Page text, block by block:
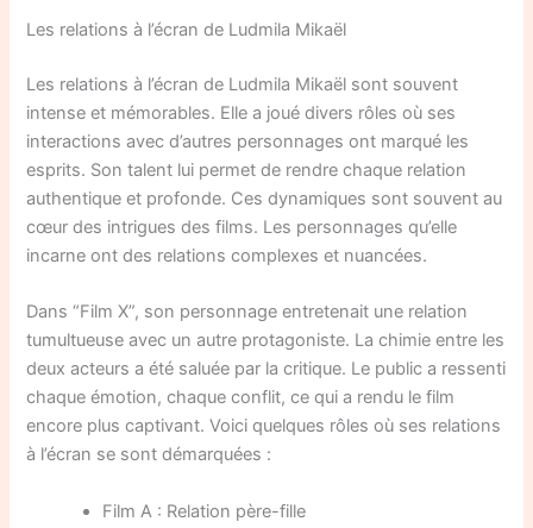
Les relations à l’écran de Ludmila Mikaël
Les relations à l’écran de Ludmila Mikaël sont souvent
intense et mémorables. Elle a joué divers rôles où ses
interactions avec d’autres personnages ont marqué les
esprits. Son talent lui permet de rendre chaque relation
authentique et profonde. Ces dynamiques sont souvent au
cœur des intrigues des films. Les personnages qu’elle
incarne ont des relations complexes et nuancées.
Dans “Film X”, son personnage entretenait une relation
tumultueuse avec un autre protagoniste. La chimie entre les
deux acteurs a été saluée par la critique. Le public a ressenti
chaque émotion, chaque conflit, ce qui a rendu le film
encore plus captivant. Voici quelques rôles où ses relations
à l’écran se sont démarquées :
Film A : Relation père-fille